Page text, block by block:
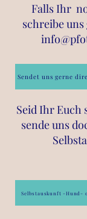
Falls Ihr
schreibe uns
Seid Ihr Euch
sende uns
Sendet uns gerne
Selbstauskunft -Hund-